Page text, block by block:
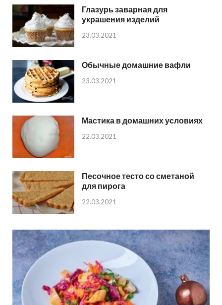
Глазурь заварная для
украшения изделий
23.03.2021
Обычные домашние вафли
23.03.2021
Мастика в домашних условиях
22.03.2021
Песочное тесто со сметаной
для пирога
22.03.2021